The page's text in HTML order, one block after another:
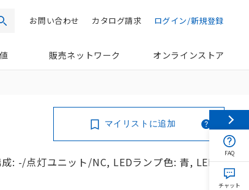
検索 ログイン/新規登録
カタログ請求
お問い合わせ
販売ネットワーク オンラインストア
: -/点灯ユニット/NC, LEDランプ色: 青, LED
マイリストに追加
FAQ
チャット